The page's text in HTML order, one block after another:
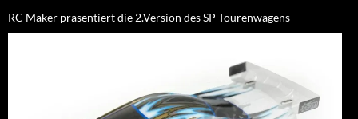
RC Maker präsentiert die 2.Version des SP Tourenwagens